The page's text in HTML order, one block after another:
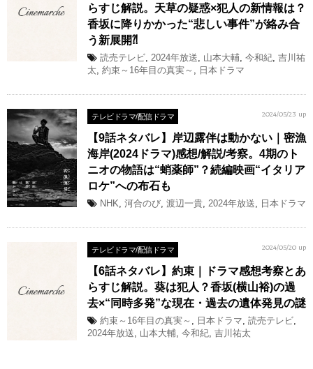
らすじ解説。天草の疑惑×犯人の新情報は？
香坂に降りかかった“悲しい事件”が絡み合
う新展開⁈
読売テレビ, 2024年放送, 山本大輔, 今和紀, 吉川祐
太, 約束～16年目の真実～ , 日本ドラマ
テレビドラマ/配信ドラマ 2024/05/23 up
【9話ネタバレ】岸辺露伴は動かない｜密漁
海岸(2024ドラマ)感想/解説/考察。4期のト
ニオの物語は“蛸薬師”？続編映画“イタリア
ロケ”への布石も
NHK, 河合のび, 渡辺一貴, 2024年放送, 日本ドラマ
テレビドラマ/配信ドラマ 2024/05/20 up
【6話ネタバレ】約束｜ドラマ感想考察とあ
らすじ解説。葵は犯人？香坂(横山裕)の過
去×“同時多発”な現在・過去の遺体発見の謎
約束～16年目の真実～ , 日本ドラマ, 読売テレビ,
2024年放送, 山本大輔, 今和紀, 吉川祐太